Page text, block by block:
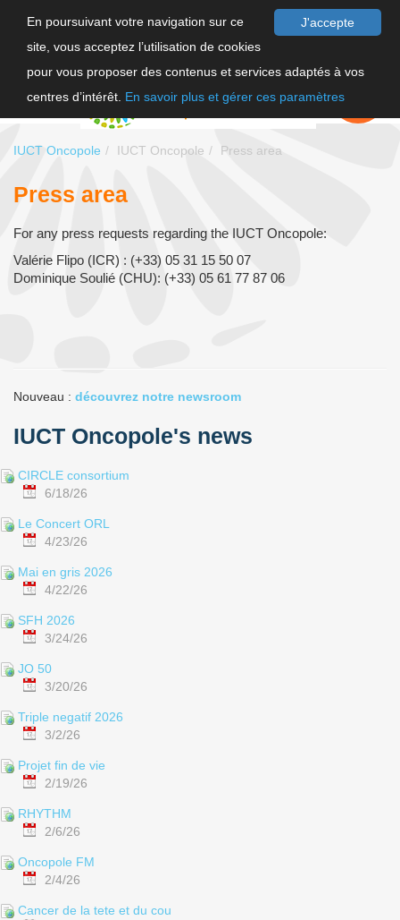
J'accepte
En poursuivant votre navigation sur ce
site, vous acceptez l’utilisation de cookies
pour vous proposer des contenus et services adaptés à vos
centres d’intérêt. En savoir plus et gérer ces paramètres
FAIRE UN
DON
IUCT Oncopole IUCT Oncopole Press area
Press area
For any press requests regarding the IUCT Oncopole:
Valérie Flipo (ICR) : (+33) 05 31 15 50 07
Dominique Soulié (CHU): (+33) 05 61 77 87 06
Nouveau : découvrez notre newsroom
IUCT Oncopole's news
CIRCLE consortium
6/18/26
Le Concert ORL
4/23/26
Mai en gris 2026
4/22/26
SFH 2026
3/24/26
JO 50
3/20/26
Triple negatif 2026
3/2/26
Projet fin de vie
2/19/26
RHYTHM
2/6/26
Oncopole FM
2/4/26
Cancer de la tete et du cou